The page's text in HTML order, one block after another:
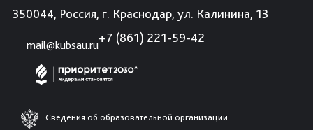
350044, Россия, г. Краснодар, ул. Калинина, 13
mail@kubsau.ru
+7 (861) 221-59-42
Сведения об образовательной организации